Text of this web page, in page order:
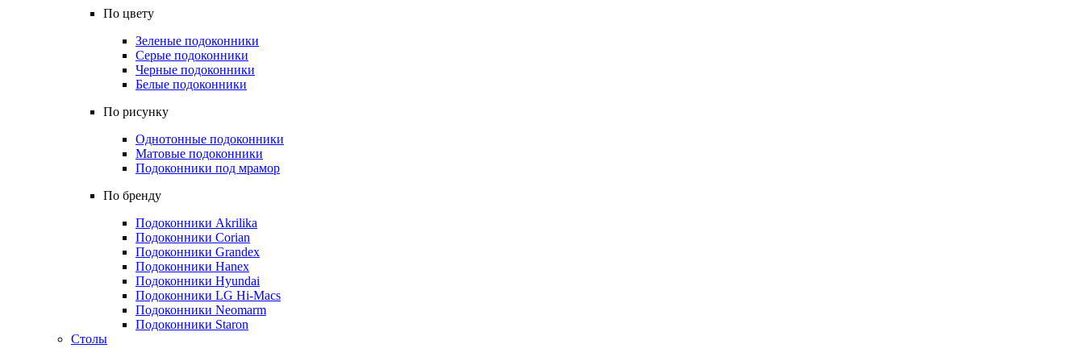
По цвету
Зеленые подоконники
Серые подоконники
Черные подоконники
Белые подоконники
По рисунку
Однотонные подоконники
Матовые подоконники
Подоконники под мрамор
По бренду
Подоконники Akrilika
Подоконники Corian
Подоконники Grandex
Подоконники Hanex
Подоконники Hyundai
Подоконники LG Hi-Macs
Подоконники Neomarm
Подоконники Staron
Столы